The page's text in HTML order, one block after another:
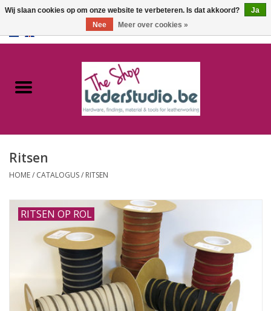
Catalogus
FAQ
Ritsen
HOME/ CATALOGUS/ RITSEN
RITSEN OP ROL
Wij slaan cookies op om onze website te verbeteren. Is dat akkoord?
Ja
Nee
Meer over cookies »